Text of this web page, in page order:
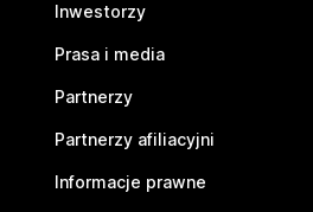
Inwestorzy
Prasa i media
Partnerzy
Partnerzy afiliacyjni
Informacje prawne